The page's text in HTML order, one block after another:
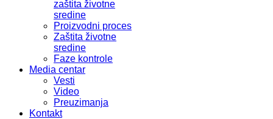
zaštita životne
sredine
Proizvodni proces
Zaštita životne
sredine
Faze kontrole
Media centar
Vesti
Video
Preuzimanja
Kontakt